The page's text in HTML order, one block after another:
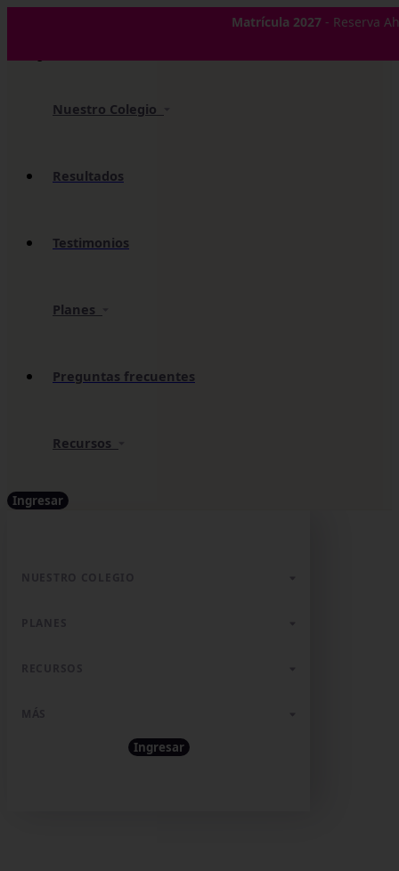
Matrícula 2027- Reserva
Nuestro Colegio
Resultados
Testimonios
Planes
Preguntas frecuentes
Recursos
Ingresar
✕
Ingresar